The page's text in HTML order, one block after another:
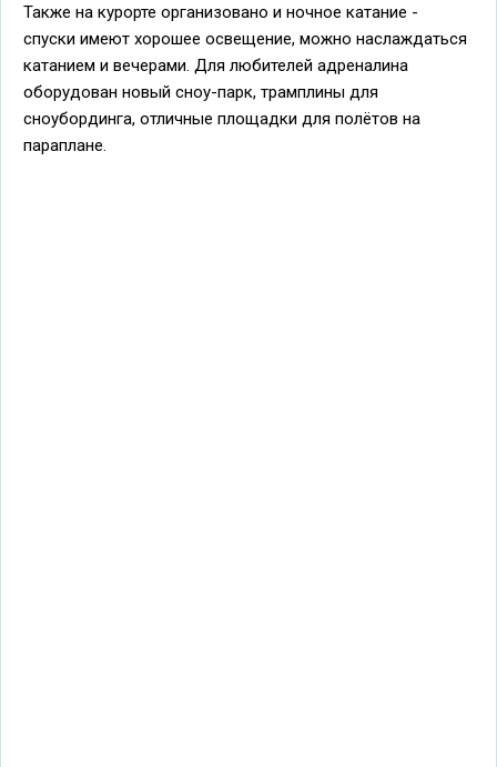
Также на курорте организовано и ночное катание -
спуски имеют хорошее освещение, можно наслаждаться
катанием и вечерами. Для любителей адреналина
оборудован новый сноу-парк, трамплины для
сноубординга, отличные площадки для полётов на
параплане.